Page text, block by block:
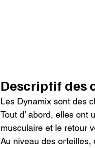
Descriptif des
Les Dynamix sont des
Tout d’ abord, elles
musculaire et le retour
Au niveau des orteilles,